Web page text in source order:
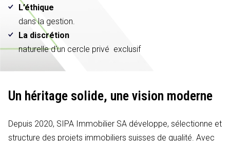
L’éthique
dans la gestion.
La discrétion
naturelle d'un cercle privé exclusif
Un héritage solide, une vision moderne
Depuis 2020, SIPA Immobilier SA développe, sélectionne et
structure des projets immobiliers suisses de qualité. Avec